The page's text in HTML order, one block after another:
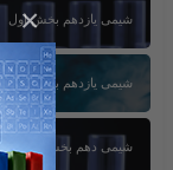
×
شیمی یازدهم بخش اول
شیمی یازدهم بخش سوم
شیمی دهم بخش اول